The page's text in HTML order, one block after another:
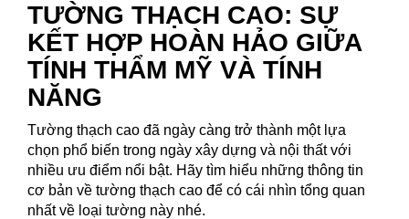
TƯỜNG THẠCH CAO: SỰ
KẾT HỢP HOÀN HẢO GIỮA
TÍNH THẨM MỸ VÀ TÍNH
NĂNG
Tường thạch cao đã ngày càng trở thành một lựa
chọn phổ biến trong ngày xây dựng và nội thất với
nhiều ưu điểm nổi bật. Hãy tìm hiểu những thông tin
cơ bản về tường thạch cao để có cái nhìn tổng quan
nhất về loại tường này nhé.